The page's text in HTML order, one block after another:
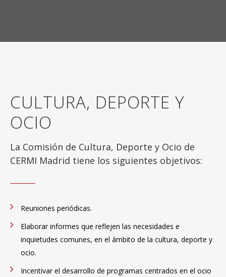
CULTURA, DEPORTE Y
OCIO
La Comisión de Cultura, Deporte y Ocio de
CERMI Madrid tiene los siguientes objetivos:
Reuniones periódicas.
Elaborar informes que reflejen las necesidades e
inquietudes comunes, en el ámbito de la cultura, deporte y
ocio.
Incentivar el desarrollo de programas centrados en el ocio